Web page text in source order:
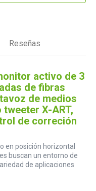
Reseñas
activo de 3
de fibras
de medios
X-ART,
de correción
en posición horizontal
buscan un entorno de
de aplicaciones